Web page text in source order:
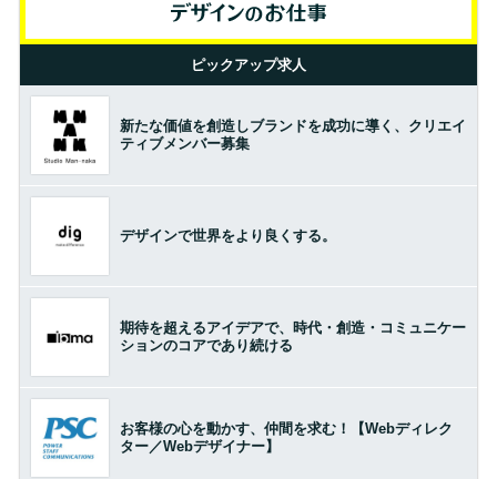
ピックアップ求人
新たな価値を創造しブランドを成功に導く、クリエイ
ティブメンバー募集
デザインで世界をより良くする。
期待を超えるアイデアで、時代・創造・コミュニケー
ションのコアであり続ける
お客様の心を動かす、仲間を求む！【Webディレク
ター／Webデザイナー】